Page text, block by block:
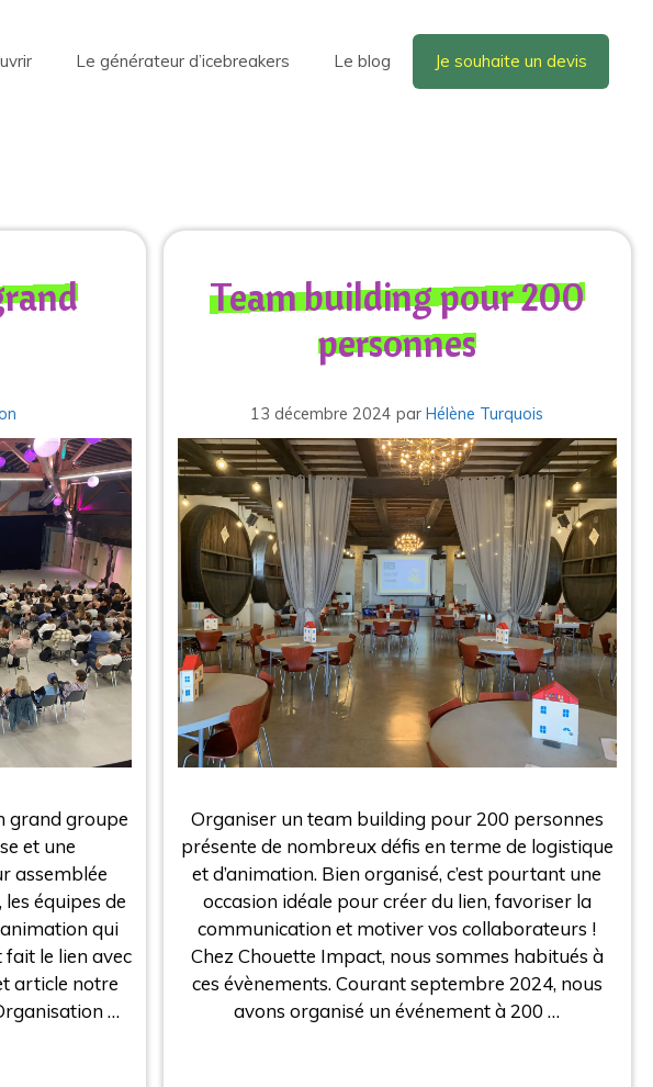
Le générateur d’icebreakers Le blog Je souhaite un devis
grand groupe
et une
assemblée
équipes de
qui
le lien avec
article notre
…
Team building pour 200
personnes
13 décembre 2024 parHélène Turquois
Organiser un team building pour 200 personnes
présente de nombreux défis en terme de logistique
et d’animation. Bien organisé, c’est pourtant une
occasion idéale pour créer du lien, favoriser la
communication et motiver vos collaborateurs !
Chez Chouette Impact, nous sommes habitués à
ces évènements. Courant septembre 2024, nous
avons organisé un événement à 200 …